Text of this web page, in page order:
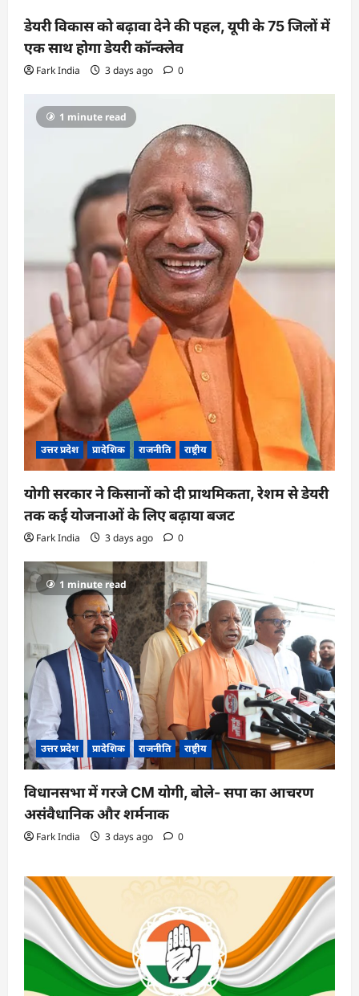
i
o
n
डेयरी विकास को बढ़ावा देने की पहल, यूपी के 75 जिलों में
एक साथ होगा डेयरी कॉन्क्लेव
Fark India 3 days ago 0
1 minute read
उत्तर प्रदेश प्रादेशिक राजनीति राष्ट्रीय
योगी सरकार ने किसानों को दी प्राथमिकता, रेशम से डेयरी
तक कई योजनाओं के लिए बढ़ाया बजट
Fark India 3 days ago 0
1 minute read
उत्तर प्रदेश प्रादेशिक राजनीति राष्ट्रीय
विधानसभा में गरजे CM योगी, बोले- सपा का आचरण
असंवैधानिक और शर्मनाक
Fark India 3 days ago 0